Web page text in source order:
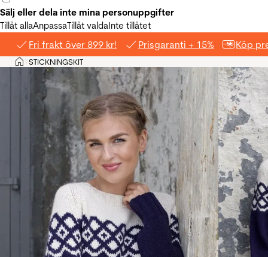
Sälj eller dela inte mina personuppgifter
Tillåt allaAnpassaTillåt valdaInte tillåtet
Fri frakt över 899 kr! Prisgaranti + 15% Köp
Hem
>STICKNINGSKIT